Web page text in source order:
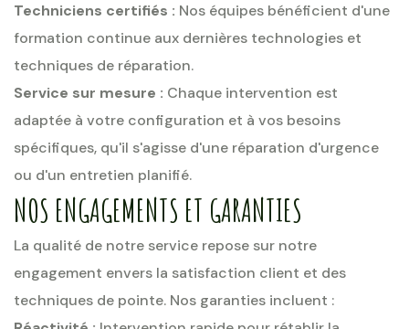
Techniciens certifiés : Nos équipes bénéficient d'une
formation continue aux dernières technologies et
techniques de réparation.
Service sur mesure : Chaque intervention est
adaptée à votre configuration et à vos besoins
spécifiques, qu'il s'agisse d'une réparation d'urgence
ou d'un entretien planifié.
NOS ENGAGEMENTS ET GARANTIES
La qualité de notre service repose sur notre
engagement envers la satisfaction client et des
techniques de pointe. Nos garanties incluent :